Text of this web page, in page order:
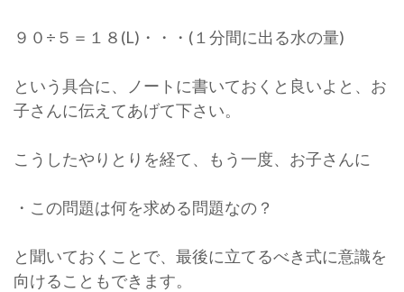
９０÷５＝１８(L)・・・(１分間に出る水の量)
という具合に、ノートに書いておくと良いよと、お
子さんに伝えてあげて下さい。
こうしたやりとりを経て、もう一度、お子さんに
・この問題は何を求める問題なの？
と聞いておくことで、最後に立てるべき式に意識を
向けることもできます。